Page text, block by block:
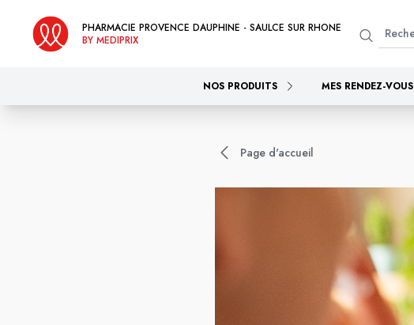
PHARMACIE PROVENCE DAUPHINE - SAULCE SUR RHONE
BY MEDIPRIX
NOS PRODUITS MES RENDEZ-VOUS
Page d'accueil